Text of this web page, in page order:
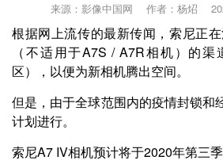
来源：影像中国网 作者：杨炤
根据网上流传的最新传闻，索尼正
（不适用于A7S / A7R相机）的
区），以便为新相机腾出空间。
但是，由于全球范围内的疫情封锁和
计划进行。
索尼A7 IV相机预计将于2020年第三